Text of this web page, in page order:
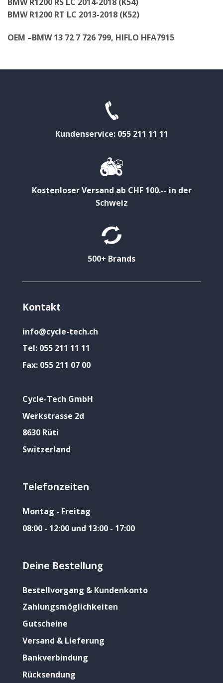
BMW R1200 RT LC 2013-2018 (K52)
OEM –BMW 13 72 7 726 799, HIFLO HFA7915
Kundenservice: 055 211 11 11
Kostenloser Versand ab CHF 100.-- in der
Schweiz
500+ Brands
Kontakt
info@cycle-tech.ch
Tel: 055 211 11 11
Fax: 055 211 07 00
Cycle-Tech GmbH
Werkstrasse 2d
8630 Rüti
Switzerland
Telefonzeiten
Montag - Freitag
08:00 - 12:00 und 13:00 - 17:00
Deine Bestellung
Bestellvorgang & Kundenkonto
Zahlungsmöglichkeiten
Gutscheine
Versand & Lieferung
Bankverbindung
Rücksendung